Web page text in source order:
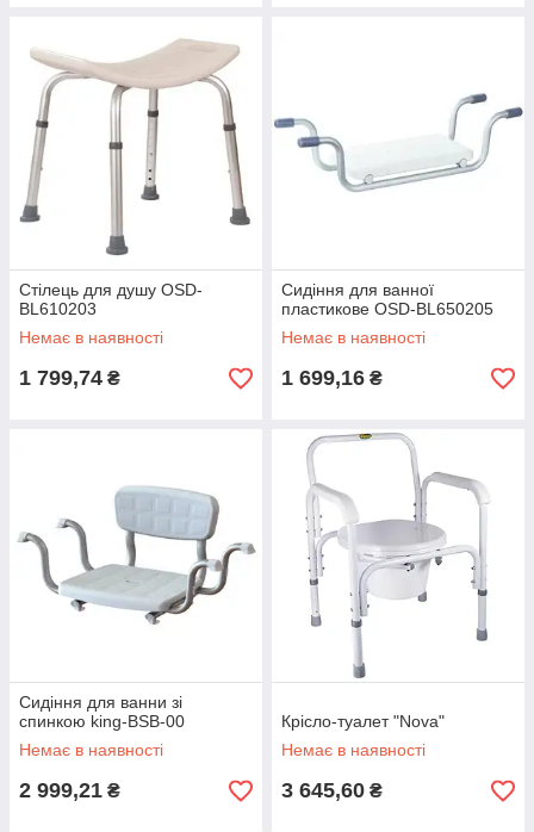
Стілець для душу OSD-
BL610203
Немає в наявності
1 799,74 ₴
Сидіння для ванної
пластикове OSD-BL650205
Немає в наявності
1 699,16 ₴
Сидіння для ванни зі
спинкою king-BSB-00
Немає в наявності
2 999,21 ₴
Крісло-туалет "Nova"
Немає в наявності
3 645,60 ₴